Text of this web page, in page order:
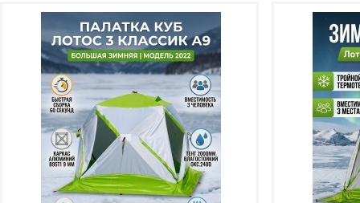
Доставка:БЕСПЛАТНО, 1-2 дня
Размер: 210 х
1.8 кг
Доставка: